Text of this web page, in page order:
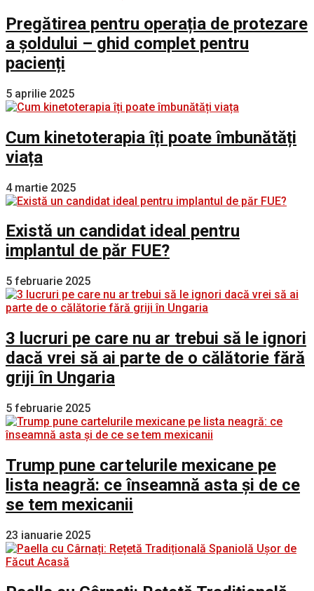
Pregătirea pentru operația de protezare
a șoldului – ghid complet pentru
pacienți
5 aprilie 2025
Cum kinetoterapia îți poate îmbunătăți
viața
4 martie 2025
Există un candidat ideal pentru
implantul de păr FUE?
5 februarie 2025
3 lucruri pe care nu ar trebui să le ignori
dacă vrei să ai parte de o călătorie fără
griji în Ungaria
5 februarie 2025
Trump pune cartelurile mexicane pe
lista neagră: ce înseamnă asta și de ce
se tem mexicanii
23 ianuarie 2025